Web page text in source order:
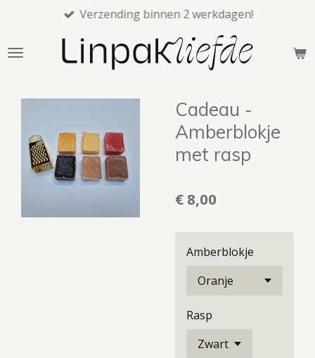
naar
Verzending binnen 2 werkdagen!
Cadeau -
Amberblokje
met rasp
€ 8,00
Amberblokje
Rasp